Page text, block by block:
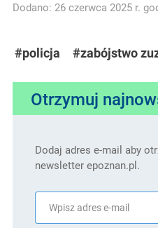
Dodano: 26 czerwca 2025 r.
#policja #zabójstwo
Otrzymuj
Dodaj adres e-mail aby
newsletter epoznan.pl.